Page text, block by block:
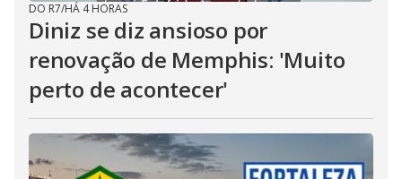
DO R7/HÁ 4 HORAS
Diniz se diz ansioso por
renovação de Memphis: 'Muito
perto de acontecer'